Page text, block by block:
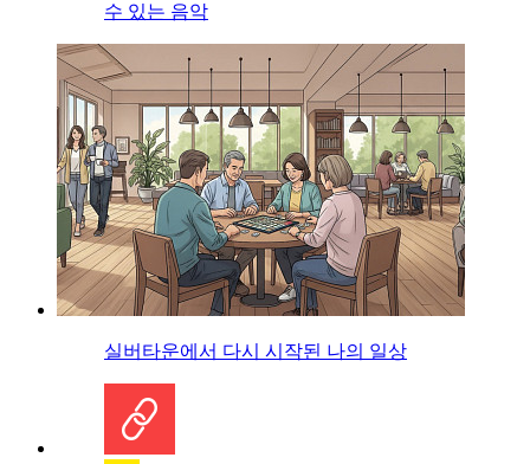
수 있는 음악
실버타운에서 다시 시작된 나의 일상